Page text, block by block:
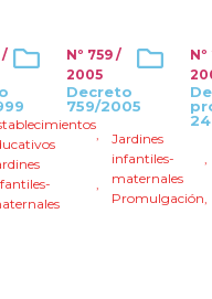
/
Nº 759 /
2005
Decreto
759/2005
,
,
Jardines
infantiles-
maternales
,
Promulgación,